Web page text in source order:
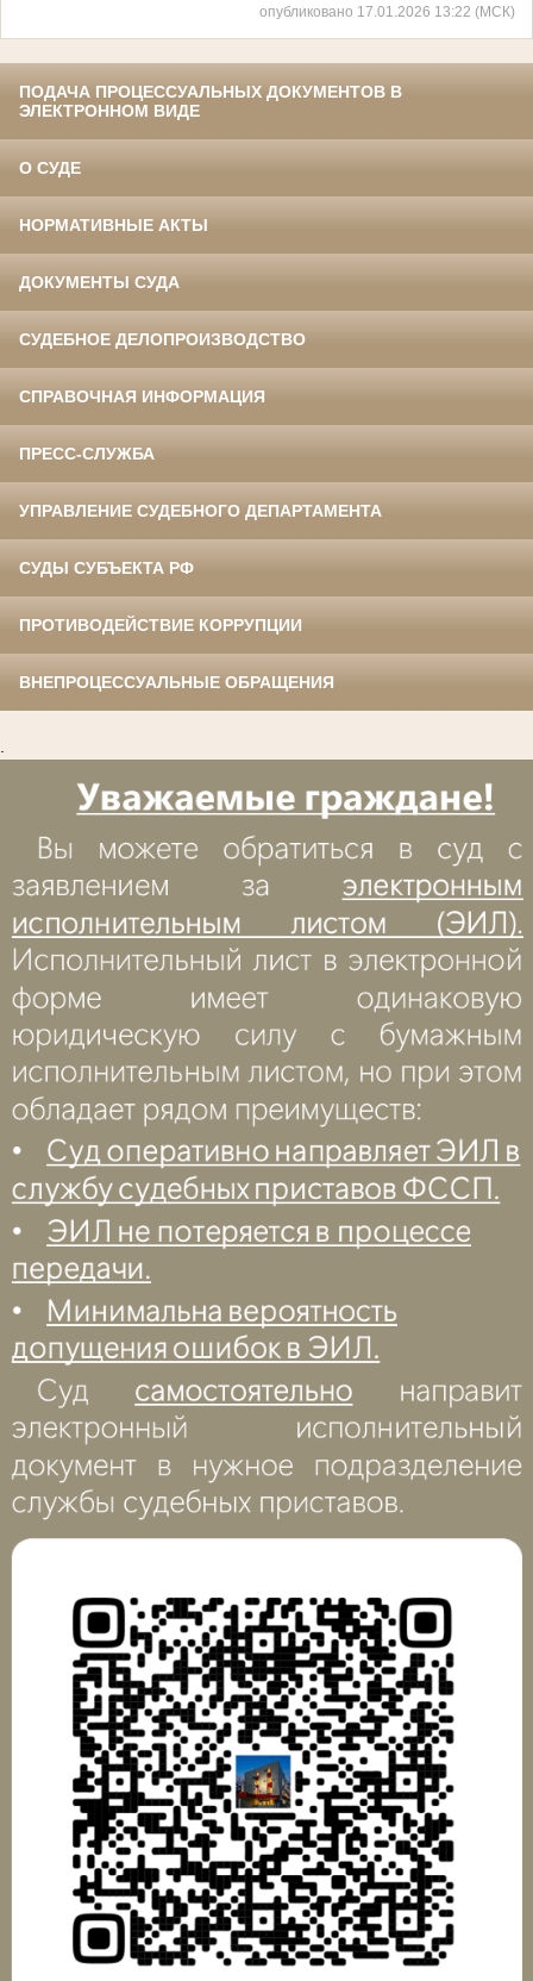
опубликовано 17.01.2026 13:22 (МСК)
ПОДАЧА ПРОЦЕССУАЛЬНЫХ ДОКУМЕНТОВ В
ЭЛЕКТРОННОМ ВИДЕ
О СУДЕ
НОРМАТИВНЫЕ АКТЫ
ДОКУМЕНТЫ СУДА
СУДЕБНОЕ ДЕЛОПРОИЗВОДСТВО
СПРАВОЧНАЯ ИНФОРМАЦИЯ
ПРЕСС-СЛУЖБА
УПРАВЛЕНИЕ СУДЕБНОГО ДЕПАРТАМЕНТА
СУДЫ СУБЪЕКТА РФ
ПРОТИВОДЕЙСТВИЕ КОРРУПЦИИ
ВНЕПРОЦЕССУАЛЬНЫЕ ОБРАЩЕНИЯ